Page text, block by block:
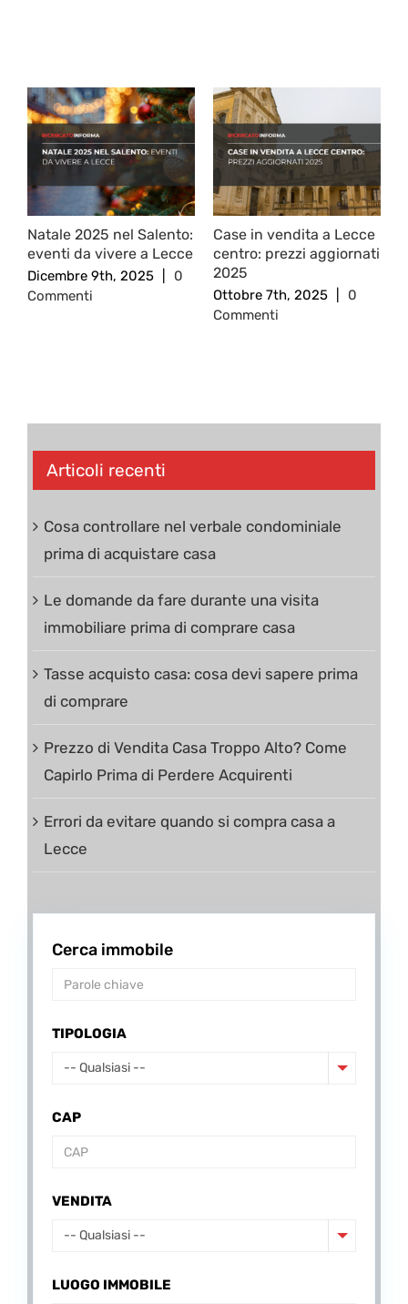
Natale 2025 nel Salento:
eventi da vivere a Lecce
Dicembre 9th, 2025
0
Commenti
Case in vendita a Lecce
centro: prezzi aggiornati
2025
Ottobre 7th, 2025
0
Commenti
Articoli recenti
Cosa controllare nel verbale condominiale
prima di acquistare casa
Le domande da fare durante una visita
immobiliare prima di comprare casa
Tasse acquisto casa: cosa devi sapere prima
di comprare
Prezzo di Vendita Casa Troppo Alto? Come
Capirlo Prima di Perdere Acquirenti
Errori da evitare quando si compra casa a
Lecce
Cerca immobile
TIPOLOGIA
-- Qualsiasi --
CAP
VENDITA
-- Qualsiasi --
LUOGO IMMOBILE